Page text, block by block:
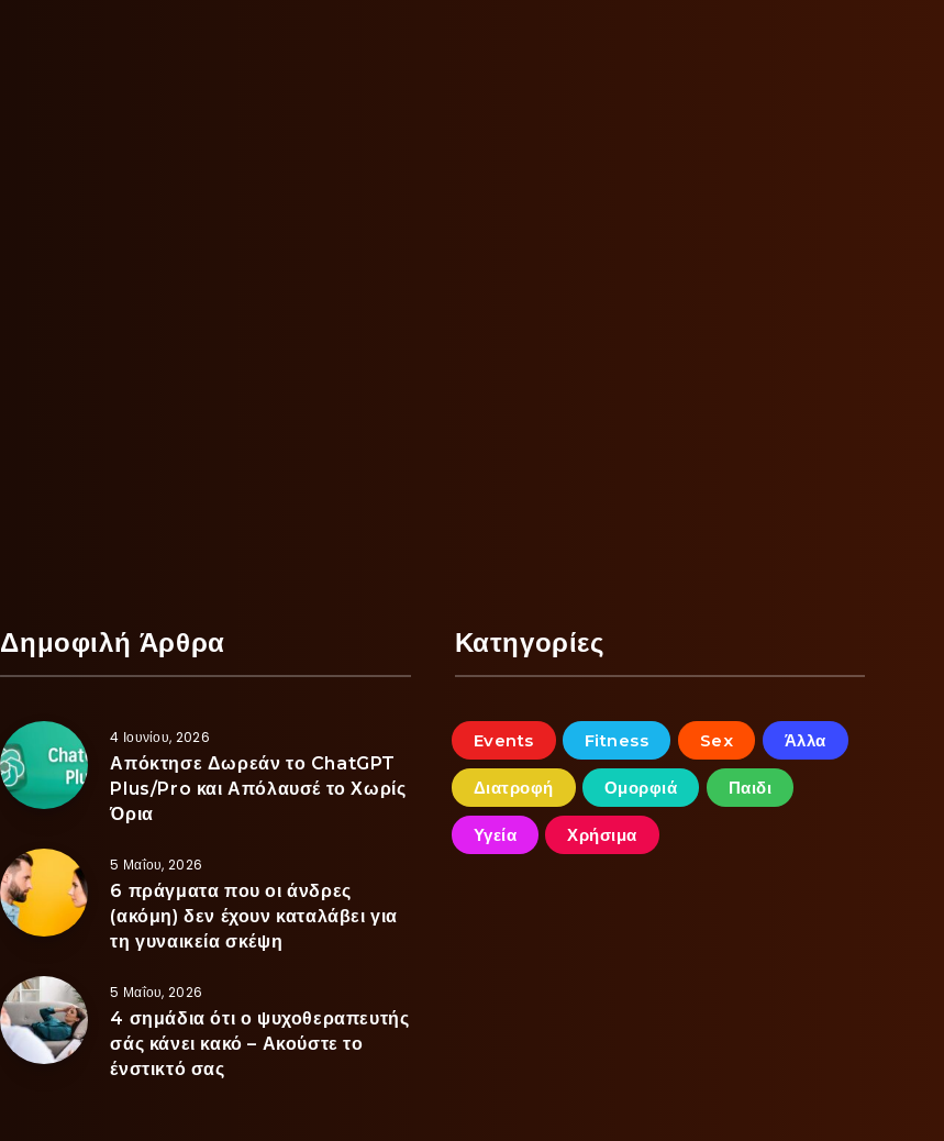
Δημοφιλή Άρθρα
4 Ιουνίου, 2026
Απόκτησε Δωρεάν το ChatGPT
Plus/Pro και Απόλαυσέ το Χωρίς
Όρια
5 Μαΐου, 2026
6 πράγματα που οι άνδρες
(ακόμη) δεν έχουν καταλάβει για
τη γυναικεία σκέψη
5 Μαΐου, 2026
4 σημάδια ότι ο ψυχοθεραπευτής
σάς κάνει κακό – Ακούστε το
ένστικτό σας
Κατηγορίες
Events Fitness Sex Άλλα
Διατροφή Ομορφιά Παιδι
Υγεία Χρήσιμα